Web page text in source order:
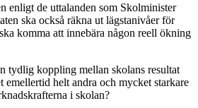
enligt de uttalanden som Skolminister
ska också räkna ut lägstanivåer för
komma att innebära någon reell ökning
tydlig koppling mellan skolans resultat
emellertid helt andra och mycket starkare
i skolan?